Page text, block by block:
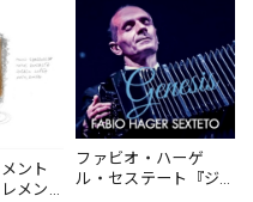
ント
メン
ファビオ・ハーゲ
ル・セステート『ジ